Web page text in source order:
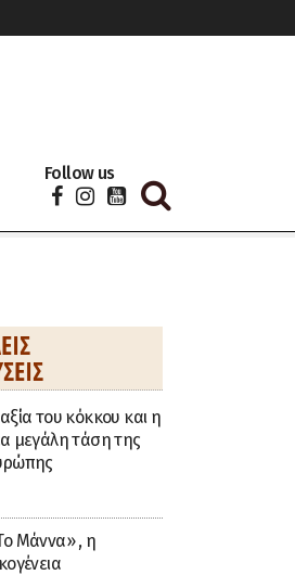
Follow us
του κόκκου και η
μεγάλη τάση της
Μάννα» , η